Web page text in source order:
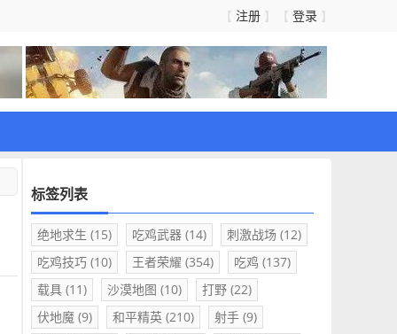
【 注册 】【 登录 】
标签列表
绝地求生 (15) 吃鸡武器(14) 刺激战场 (12)
吃鸡技巧(10) 王者荣耀 (354) 吃鸡 (137)
载具(11) 沙漠地图 (10) 打野(22)
伏地魔(9) 和平精英(210) 射手(9)